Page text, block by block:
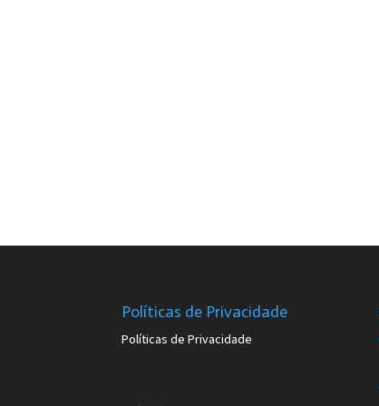
Políticas de Privacidade
Políticas de Privacidade